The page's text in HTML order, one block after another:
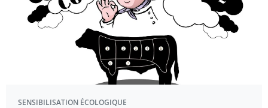
SENSIBILISATION ÉCOLOGIQUE